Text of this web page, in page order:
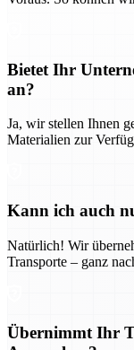
Bietet Ihr
an?
Ja, wir stellen Ihnen
Materialien zur
Kann ich auch
Natürlich! Wir
Transporte – ganz
Übernimmt Ihr